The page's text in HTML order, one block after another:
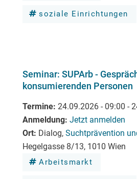
soziale Einrichtungen
Seminar: SUPArb -
konsumierenden Personen
Termine 24.09.2026 - 09:00 -
Anmeldung Jetzt anmelden
Ort Dialog, Suchtprävention
Hegelgasse 8/13, 1010 Wien
Arbeitsmarkt